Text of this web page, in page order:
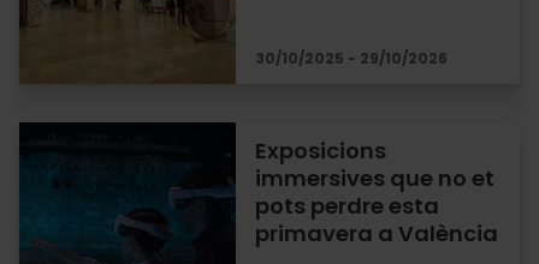
30/10/2025 - 29/10/2026
Exposicions
immersives que no et
pots perdre esta
primavera a València